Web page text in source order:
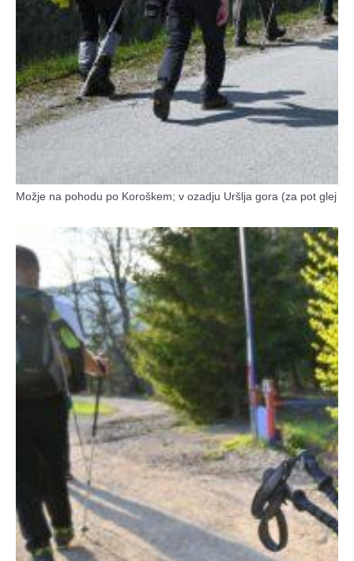
Možje na pohodu po Koroškem; v ozadju Uršlja gora (za pot glej